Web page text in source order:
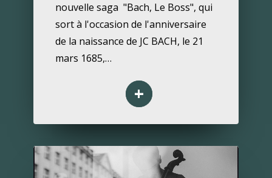
nouvelle saga "Bach, Le Boss", qui
sort à l'occasion de l'anniversaire
de la naissance de JC BACH, le 21
mars 1685,…
+